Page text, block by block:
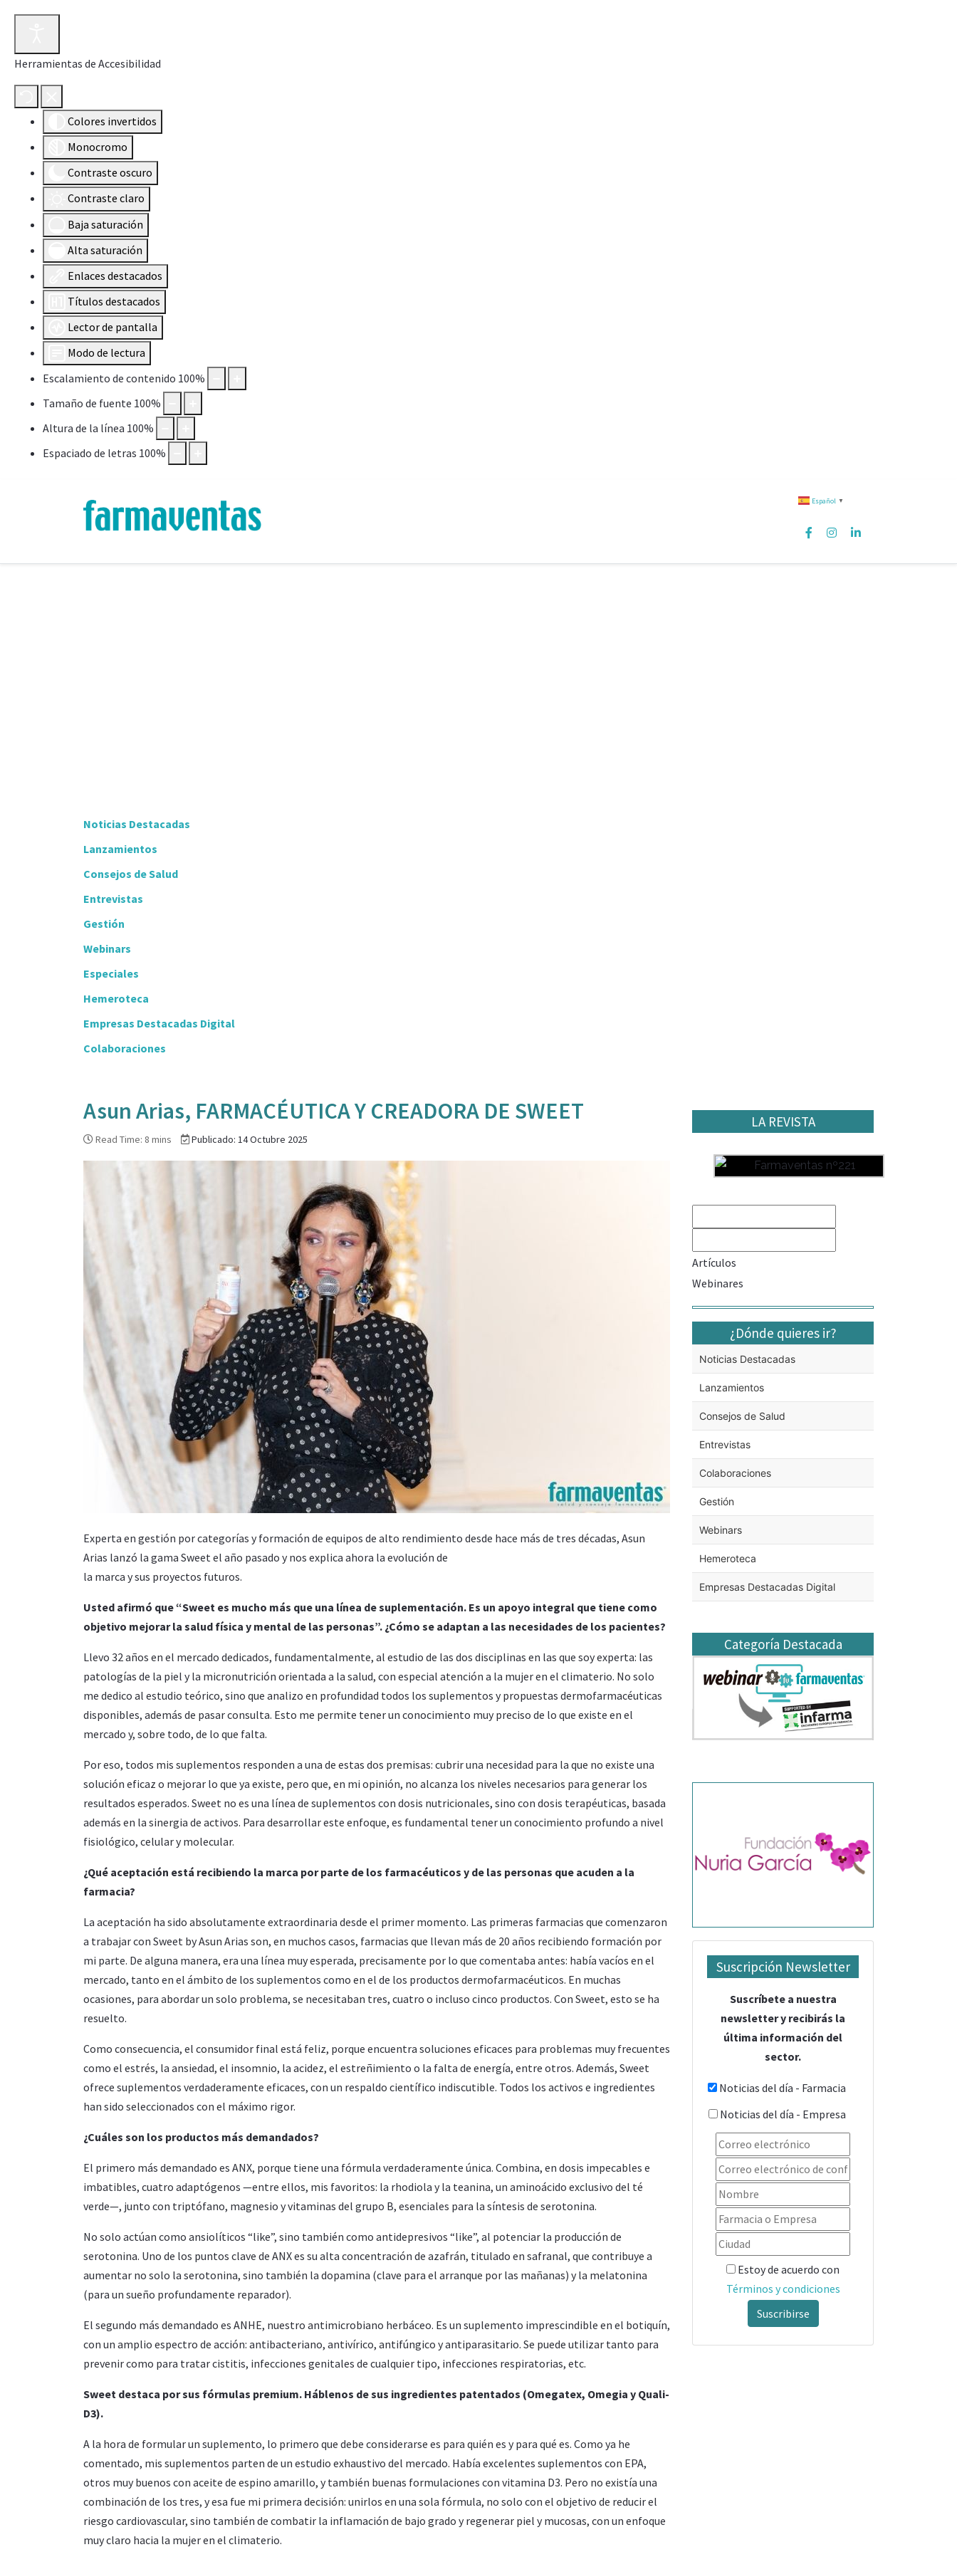
Herramientas de Accesibilidad
Colores invertidos
Monocromo
Contraste oscuro
Contraste claro
Baja saturación
Alta saturación
Enlaces destacados
Títulos destacados
Lector de pantalla
Modo de lectura
Escalamiento de contenido 100%
Tamaño de fuente 100%
Altura de la línea 100%
Espaciado de letras 100%
Español ▼
Noticias Destacadas
Lanzamientos
Consejos de Salud
Entrevistas
Gestión
Webinars
Especiales
Hemeroteca
Empresas Destacadas Digital
Colaboraciones
Asun Arias, FARMACÉUTICA Y CREADORA DE SWEET
Read Time: 8 mins Publicado: 14 Octubre 2025
Experta en gestión por categorías y formación de equipos de alto rendimiento desde hace más de tres décadas, Asun
Arias lanzó la gama Sweet el año pasado y nos explica ahora la evolución de
la marca y sus proyectos futuros.
Usted afirmó que “Sweet es mucho más que una línea de suplementación. Es un apoyo integral que tiene como
objetivo mejorar la salud física y mental de las personas”. ¿Cómo se adaptan a las necesidades de los pacientes?
Llevo 32 años en el mercado dedicados, fundamentalmente, al estudio de las dos disciplinas en las que soy experta: las
patologías de la piel y la micronutrición orientada a la salud, con especial atención a la mujer en el climaterio. No solo
me dedico al estudio teórico, sino que analizo en profundidad todos los suplementos y propuestas dermofarmacéuticas
disponibles, además de pasar consulta. Esto me permite tener un conocimiento muy preciso de lo que existe en el
mercado y, sobre todo, de lo que falta.
Por eso, todos mis suplementos responden a una de estas dos premisas: cubrir una necesidad para la que no existe una
solución eficaz o mejorar lo que ya existe, pero que, en mi opinión, no alcanza los niveles necesarios para generar los
resultados esperados. Sweet no es una línea de suplementos con dosis nutricionales, sino con dosis terapéuticas, basada
además en la sinergia de activos. Para desarrollar este enfoque, es fundamental tener un conocimiento profundo a nivel
fisiológico, celular y molecular.
¿Qué aceptación está recibiendo la marca por parte de los farmacéuticos y de las personas que acuden a la
farmacia?
La aceptación ha sido absolutamente extraordinaria desde el primer momento. Las primeras farmacias que comenzaron
a trabajar con Sweet by Asun Arias son, en muchos casos, farmacias que llevan más de 20 años recibiendo formación por
mi parte. De alguna manera, era una línea muy esperada, precisamente por lo que comentaba antes: había vacíos en el
mercado, tanto en el ámbito de los suplementos como en el de los productos dermofarmacéuticos. En muchas
ocasiones, para abordar un solo problema, se necesitaban tres, cuatro o incluso cinco productos. Con Sweet, esto se ha
resuelto.
Como consecuencia, el consumidor final está feliz, porque encuentra soluciones eficaces para problemas muy frecuentes
como el estrés, la ansiedad, el insomnio, la acidez, el estreñimiento o la falta de energía, entre otros. Además, Sweet
ofrece suplementos verdaderamente eficaces, con un respaldo científico indiscutible. Todos los activos e ingredientes
han sido seleccionados con el máximo rigor.
¿Cuáles son los productos más demandados?
El primero más demandado es ANX, porque tiene una fórmula verdaderamente única. Combina, en dosis impecables e
imbatibles, cuatro adaptógenos —entre ellos, mis favoritos: la rhodiola y la teanina, un aminoácido exclusivo del té
verde—, junto con triptófano, magnesio y vitaminas del grupo B, esenciales para la síntesis de serotonina.
No solo actúan como ansiolíticos “like”, sino también como antidepresivos “like”, al potenciar la producción de
serotonina. Uno de los puntos clave de ANX es su alta concentración de azafrán, titulado en safranal, que contribuye a
aumentar no solo la serotonina, sino también la dopamina (clave para el arranque por las mañanas) y la melatonina
(para un sueño profundamente reparador).
El segundo más demandado es ANHE, nuestro antimicrobiano herbáceo. Es un suplemento imprescindible en el botiquín,
con un amplio espectro de acción: antibacteriano, antivírico, antifúngico y antiparasitario. Se puede utilizar tanto para
prevenir como para tratar cistitis, infecciones genitales de cualquier tipo, infecciones respiratorias, etc.
Sweet destaca por sus fórmulas premium. Háblenos de sus ingredientes patentados (Omegatex, Omegia y Quali-
D3).
A la hora de formular un suplemento, lo primero que debe considerarse es para quién es y para qué es. Como ya he
comentado, mis suplementos parten de un estudio exhaustivo del mercado. Había excelentes suplementos con EPA,
otros muy buenos con aceite de espino amarillo, y también buenas formulaciones con vitamina D3. Pero no existía una
combinación de los tres, y esa fue mi primera decisión: unirlos en una sola fórmula, no solo con el objetivo de reducir el
riesgo cardiovascular, sino también de combatir la inflamación de bajo grado y regenerar piel y mucosas, con un enfoque
muy claro hacia la mujer en el climaterio.
LA REVISTA
Artículos
Webinares
¿Dónde quieres ir?
Noticias Destacadas
Lanzamientos
Consejos de Salud
Entrevistas
Colaboraciones
Gestión
Webinars
Hemeroteca
Empresas Destacadas Digital
Categoría Destacada
Suscripción Newsletter
Suscríbete a nuestra
newsletter y recibirás la
última información del
sector.
Noticias del día - Farmacia
Noticias del día - Empresa
Estoy de acuerdo con
Términos y condiciones
Suscribirse